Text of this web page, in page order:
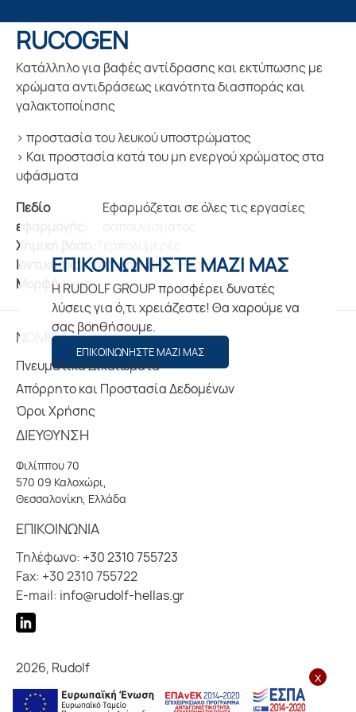
RUCOGEN
Κατάλληλο για βαφές αντίδρασης και εκτύπωσης με
χρώματα αντιδράσεως ικανότητα διασποράς και
γαλακτοποίησης
προστασία του λευκού υποστρώματος
Και προστασία κατά του μη ενεργού χρώματος στα
υφάσματα
Πεδίο
εφαρμογής:
Εφαρμόζεται σε όλες τις εργασίες
Χημική βάση:
Ιοντικός χαρακτήρας:Μη ιονικός
Μορφή: Υγρό
ΕΠΙΚΟΙΝΩΝΗΣΤΕ ΜΑΖΙ ΜΑΣ
Η RUDOLF GROUP προσφέρει δυνατές
λύσεις για ό,τι χρειάζεστε! Θα χαρούμε να
σας βοηθήσουμε.
ΕΠΙΚΟΙΝΩΝΗΣΤΕ ΜΑΖΙ ΜΑΣ
x
ΝΟΜΙΚΑ
Πνευματικά Δικαιώματα
Απόρρητο και Προστασία Δεδομένων
Όροι Χρήσης
ΔΙΕΥΘΥΝΣΗ
Φιλίππου 70
570 09 Καλοχώρι,
Θεσσαλονίκη, Ελλάδα
ΕΠΙΚΟΙΝΩΝΙΑ
Τηλέφωνο: +30 2310 755723
Fax: +30 2310 755722
E-mail: info@rudolf-hellas.gr
2026, Rudolf
Created by
iLoveIt Digital Agency